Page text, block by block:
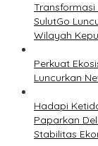
Transformasi
SulutGo
Wilayah
Perkuat
Luncurkan
Hadapi
Paparkan
Stabilitas